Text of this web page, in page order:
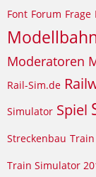
Font Forum Frage
Moderatoren
Rail-Sim.de
Simulator Spiel
Streckenbau Train
Train Simulator